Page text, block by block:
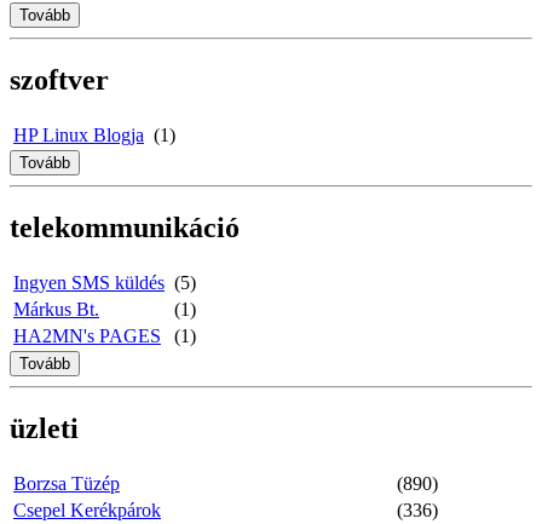
Tovább
szoftver
HP Linux Blogja (1)
Tovább
telekommunikáció
Ingyen SMS küldés (5)
Márkus Bt.
(1)
HA2MN's PAGES
(1)
Tovább
üzleti
Borzsa Tüzép
(890)
Csepel Kerékpárok
(336)